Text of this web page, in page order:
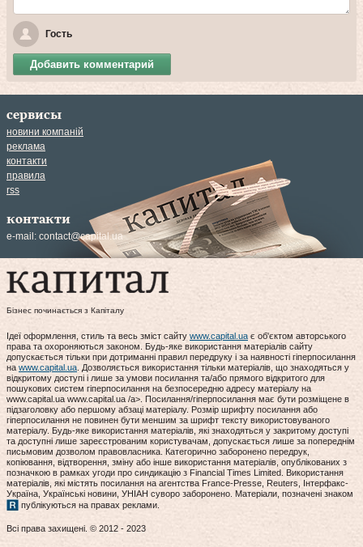
Гость
Добавить комментарий
сервисы
новини компаній
реклама
контакти
правила
rss
контакти
e-mail: contact@capital.ua
Бізнес починається з Капіталу
Ідеї оформлення, стиль та весь зміст сайту www.capital.ua є об'єктом авторського
права та охороняються законом. Будь-яке використання матеріалів сайту
допускається тільки при дотриманні правил передруку і за наявності гіперпосилання
наwww.capital.ua. Дозволяється використання тільки матеріалів, що знаходяться у
відкритому доступі і лише за умови посилання та/або прямого відкритого для
пошукових систем гіперпосилання на безпосередню адресу матеріалу на
www.capital.ua www.capital.ua /a>. Посилання/гіперпосилання має бути розміщене в
підзаголовку або першому абзаці матеріалу. Розмір шрифту посилання або
гіперпосилання не повинен бути меншим за шрифт тексту використовуваного
матеріалу. Будь-яке використання матеріалів, які знаходяться у закритому доступі
та доступні лише зареєстрованим користувачам, допускається лише за попереднім
письмовим дозволом правовласника. Категорично заборонено передрук,
копіювання, відтворення, зміну або інше використання матеріалів, опублікованих з
позначкою в рамках угоди про синдикацію з Financial Times Limited. Використання
матеріалів, які містять посилання на агентства France-Presse, Reuters, Інтерфакс-
Україна, Українські новини, УНІАН суворо заборонено. Матеріали, позначені знаком
публікуються на правах реклами.
Всі права захищені. © 2012 - 2023